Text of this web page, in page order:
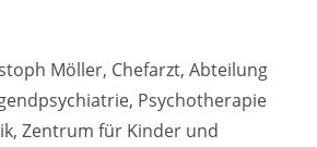
Möller, Chefarzt, Abteilung
Psychotherapie
Zentrum für Kinder und